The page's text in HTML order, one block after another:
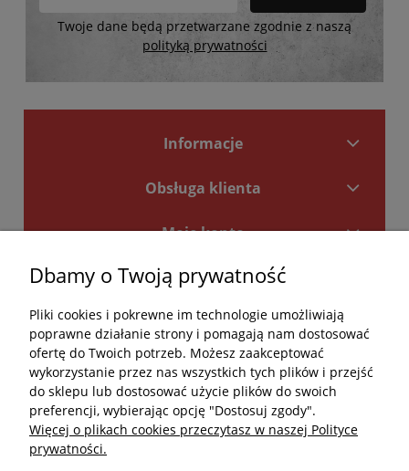
Twoje dane będą przetwarzane zgodnie z naszą
polityką prywatności
Informacje
Obsługa klienta
Moje konto
Płatności i dostawa
Kontakt
Kontakt
undefined
Dbamy o Twoją prywatność
Pliki cookies i pokrewne im technologie umożliwiają
poprawne działanie strony i pomagają nam dostosować
ofertę do Twoich potrzeb. Możesz zaakceptować
wykorzystanie przez nas wszystkich tych plików i przejść
do sklepu lub dostosować użycie plików do swoich
preferencji, wybierając opcję "Dostosuj zgody".
Więcej o plikach cookies przeczytasz w naszej Polityce
prywatności.